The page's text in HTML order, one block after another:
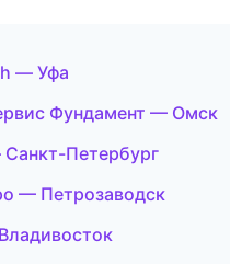
— Уфа
Фундамент — Омск
Петербург
— Петрозаводск